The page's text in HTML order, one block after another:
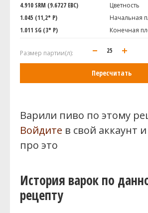
4.910 SRM (9.6727 EBC)
Цветность
1.045 (11,2° P)
Начальная
1.011 SG (3° P)
Конечная
Размер партии(л):
Пересчитать
Варили пиво по этому
Войдите в свой аккаунт
про это
История варок по
рецепту